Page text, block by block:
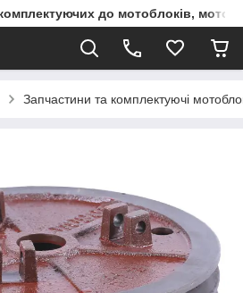
до мотоблоків,
Запчастини та комплектуючі